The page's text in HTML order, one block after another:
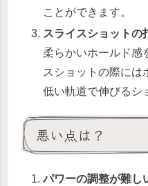
ことができます。
スライスショットの
柔らかいホールド感
スショットの際には
低い軌道で伸びるシ
悪い点は？
パワーの調整が難し